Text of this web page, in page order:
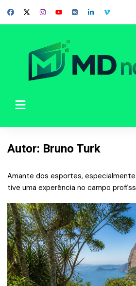
Autor: Bruno Turk
Amante dos esportes,
tive uma experência no campo